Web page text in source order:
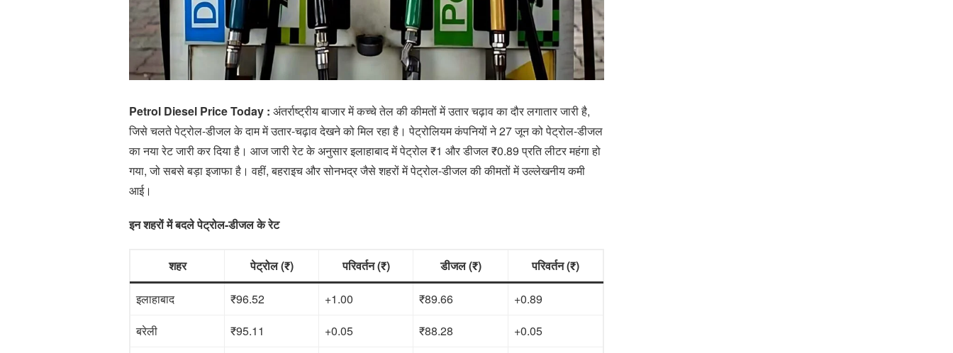
Petrol Diesel Price Today : अंतर्राष्ट्रीय बाजार में कच्चे तेल की कीमतों में उतार चढ़ाव का दौर लगातार जारी है,
जिसे चलते पेट्रोल-डीजल के दाम में उतार-चढ़ाव देखने को मिल रहा है। पेट्रोलियम कंपनियों ने 27 जून को पेट्रोल-डीजल
का नया रेट जारी कर दिया है। आज जारी रेट के अनुसार इलाहाबाद में पेट्रोल ₹1 और डीजल ₹0.89 प्रति लीटर महंगा हो
गया, जो सबसे बड़ा इजाफा है। वहीं, बहराइच और सोनभद्र जैसे शहरों में पेट्रोल-डीजल की कीमतों में उल्लेखनीय कमी
आई।
इन शहरों में बदले पेट्रोल-डीजल के रेट
शहर पेट्रोल (₹) परिवर्तन (₹) डीजल (₹) परिवर्तन (₹)
इलाहाबाद ₹96.52 +1.00 ₹89.66
+0.89
बरेली
₹95.11 +0.05 ₹88.28
+0.05